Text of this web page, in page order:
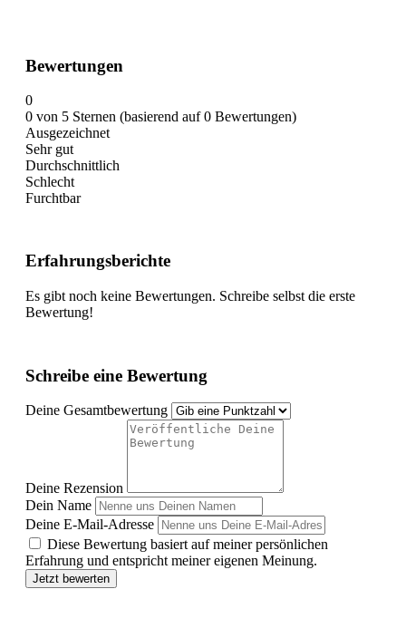
Bewertungen
0
0 von 5 Sternen (basierend auf 0 Bewertungen)
Ausgezeichnet
Sehr gut
Durchschnittlich
Schlecht
Furchtbar
Erfahrungsberichte
Es gibt noch keine Bewertungen. Schreibe selbst die erste
Bewertung!
Schreibe eine Bewertung
Deine Gesamtbewertung
Deine Rezension
Dein Name
Deine E-Mail-Adresse
Diese Bewertung basiert auf meiner persönlichen
Erfahrung und entspricht meiner eigenen Meinung.
Jetzt bewerten